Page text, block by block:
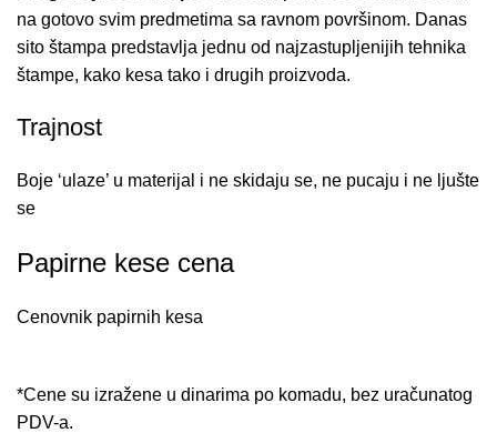
na gotovo svim predmetima sa ravnom površinom. Danas
sito štampa predstavlja jednu od najzastupljenijih tehnika
štampe, kako kesa tako i drugih proizvoda.
Trajnost
Boje ‘ulaze’ u materijal i ne skidaju se, ne pucaju i ne ljušte
se
Papirne kese cena
Cenovnik papirnih kesa
*Cene su izražene u dinarima po komadu, bez uračunatog
PDV-a.